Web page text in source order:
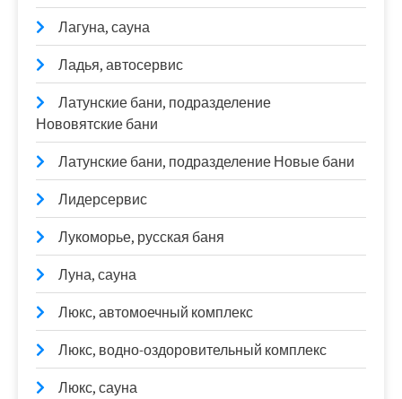
Лагуна, сауна
Ладья, автосервис
Латунские бани, подразделение
Нововятские бани
Латунские бани, подразделение Новые бани
Лидерсервис
Лукоморье, русская баня
Луна, сауна
Люкс, автомоечный комплекс
Люкс, водно-оздоровительный комплекс
Люкс, сауна